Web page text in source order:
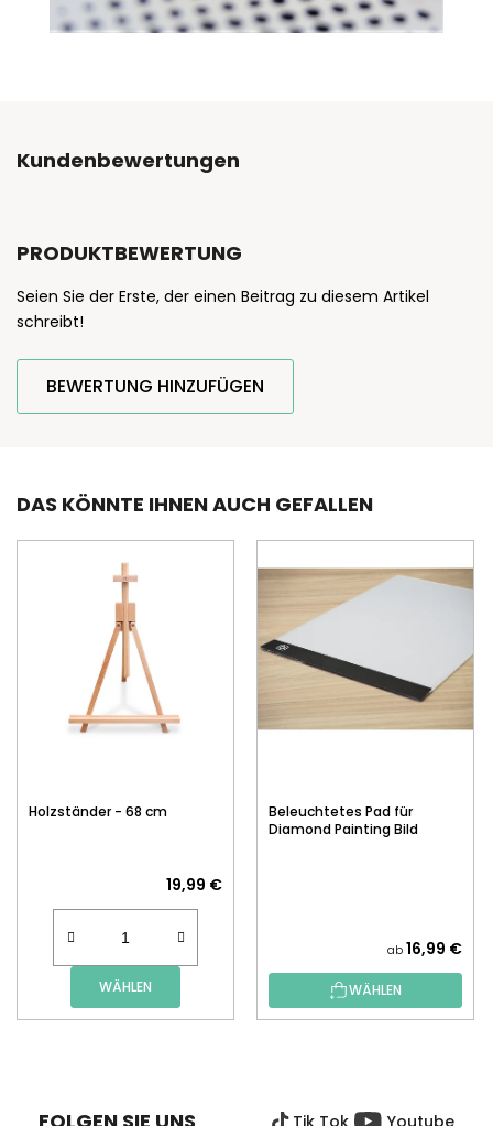
Kundenbewertungen
PRODUKTBEWERTUNG
Seien Sie der Erste, der einen Beitrag zu diesem Artikel
schreibt!
BEWERTUNG HINZUFÜGEN
DAS KÖNNTE IHNEN AUCH GEFALLEN
Holzständer - 68 cm
19,99 €
WÄHLEN
Beleuchtetes Pad für
Diamond Painting Bild
ab 16,99 €
WÄHLEN
Tik Tok Youtube